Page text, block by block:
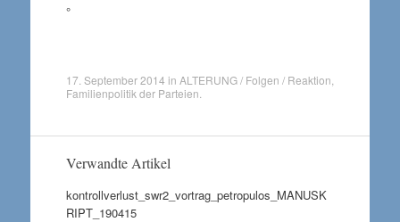
°
17. September 2014 in ALTERUNG / Folgen / Reaktion
Familienpolitik der Parteien
Verwandte Artikel
kontrollverlust_swr2_vortrag_petropulos_MANUSK
RIPT_190415